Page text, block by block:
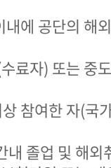
에 공단의 해
료자) 또는 중
참여한 자(국
졸업 및 해외